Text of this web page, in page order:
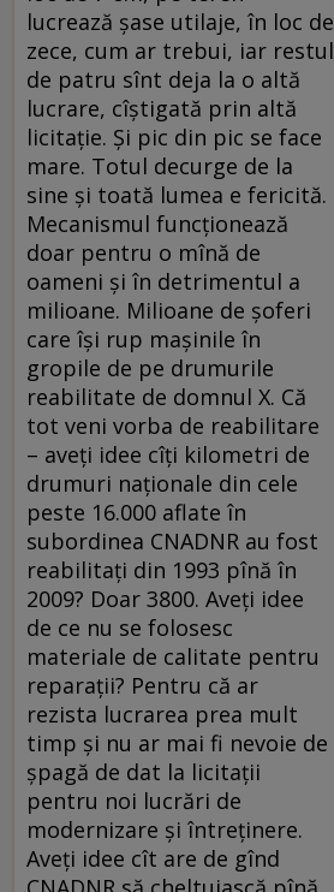
lucrează şase utilaje, în loc de
zece, cum ar trebui, iar restul
de patru sînt deja la o altă
lucrare, cîştigată prin altă
licitaţie. Şi pic din pic se face
mare. Totul decurge de la
sine şi toată lumea e fericită.
Mecanismul funcţionează
doar pentru o mînă de
oameni şi în detrimentul a
milioane. Milioane de şoferi
care îşi rup maşinile în
gropile de pe drumurile
reabilitate de domnul X. Că
tot veni vorba de reabilitare
– aveţi idee cîţi kilometri de
drumuri naţionale din cele
peste 16.000 aflate în
subordinea CNADNR au fost
reabilitaţi din 1993 pînă în
2009? Doar 3800. Aveţi idee
de ce nu se folosesc
materiale de calitate pentru
reparaţii? Pentru că ar
rezista lucrarea prea mult
timp şi nu ar mai fi nevoie de
şpagă de dat la licitaţii
pentru noi lucrări de
modernizare şi întreţinere.
Aveţi idee cît are de gînd